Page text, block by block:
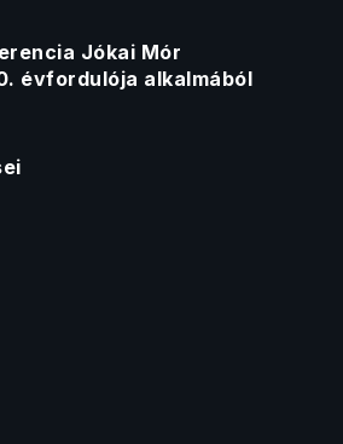
Jókai Mór
évfordulója alkalmából